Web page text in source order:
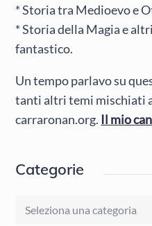
* Storia tra Medioevo e
* Storia della Magia e
fantastico.
Un tempo parlavo su
tanti altri temi mischiati
carraronan.org. Il mio
Categorie
Categorie